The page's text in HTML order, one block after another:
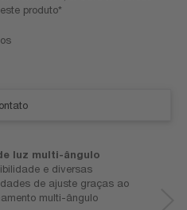
produto*
luz multi-ângulo
e diversas
de ajuste graças ao
multi-ângulo